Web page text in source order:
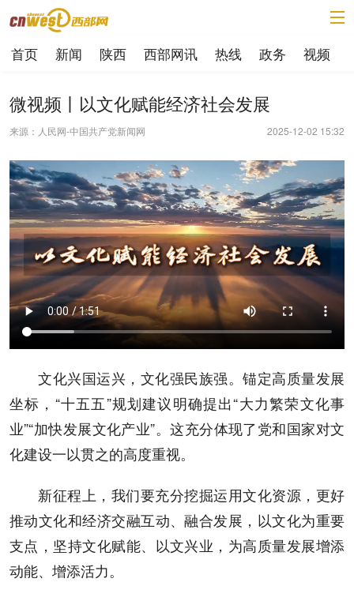
首页 新闻 陕西 西部网讯 热线 政务 视频
微视频丨以文化赋能经济社会发展
来源：人民网-中国共产党新闻网 2025-12-02 15:32
文化兴国运兴，文化强民族强。锚定高质量发展
坐标，“十五五”规划建议明确提出“大力繁荣文化事
业”“加快发展文化产业”。这充分体现了党和国家对文
化建设一以贯之的高度重视。
新征程上，我们要充分挖掘运用文化资源，更好
推动文化和经济交融互动、融合发展，以文化为重要
支点，坚持文化赋能、以文兴业，为高质量发展增添
动能、增添活力。